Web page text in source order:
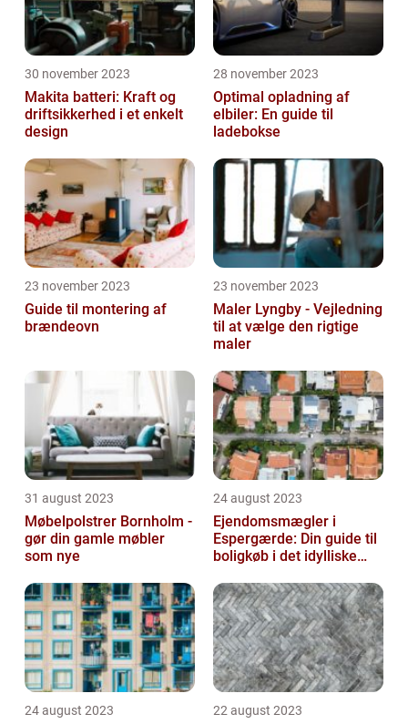
30 november 2023
Makita batteri: Kraft og
driftsikkerhed i et enkelt
design
28 november 2023
Optimal opladning af
elbiler: En guide til
ladebokse
23 november 2023
Guide til montering af
brændeovn
23 november 2023
Maler Lyngby - Vejledning
til at vælge den rigtige
maler
31 august 2023
Møbelpolstrer Bornholm -
gør din gamle møbler
som nye
24 august 2023
Ejendomsmægler i
Espergærde: Din guide til
boligkøb i det idylliske
24 august 2023 22 august 2023